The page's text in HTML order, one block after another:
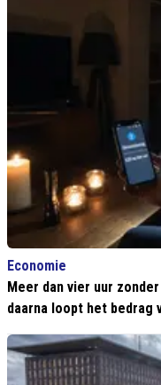
Economie
Meer dan vier uur
daarna loopt het bedrag